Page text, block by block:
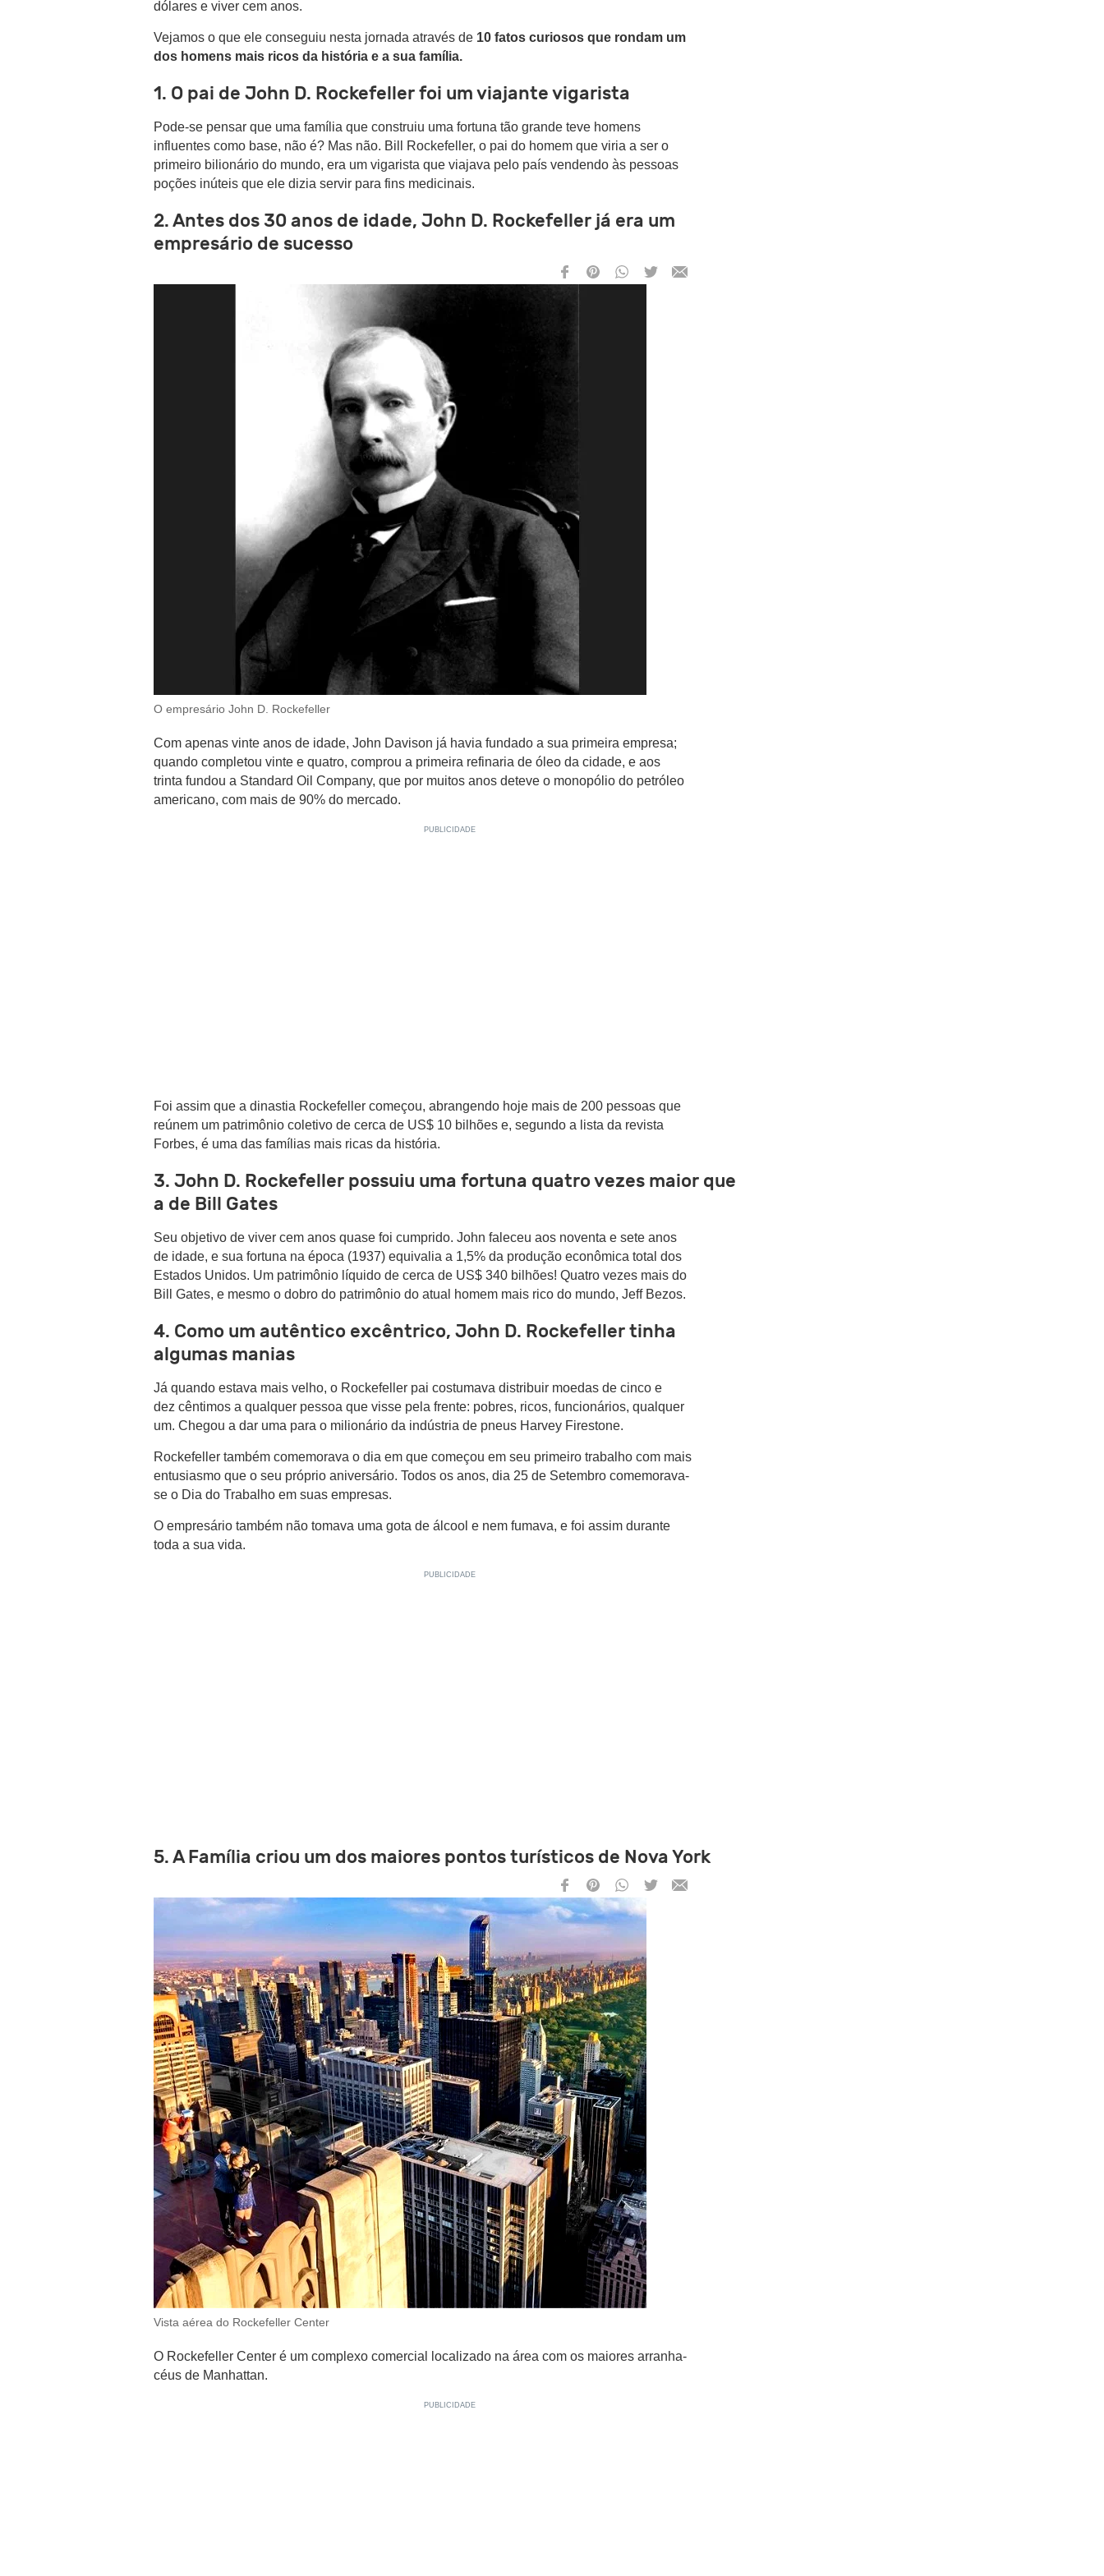
dólares e viver cem anos.
Vejamos o que ele conseguiu nesta jornada através de 10 fatos curiosos que rondam um
dos homens mais ricos da história e a sua família.
1. O pai de John D. Rockefeller foi um viajante vigarista
Pode-se pensar que uma família que construiu uma fortuna tão grande teve homens
influentes como base, não é? Mas não. Bill Rockefeller, o pai do homem que viria a ser o
primeiro bilionário do mundo, era um vigarista que viajava pelo país vendendo às pessoas
poções inúteis que ele dizia servir para fins medicinais.
2. Antes dos 30 anos de idade, John D. Rockefeller já era um
empresário de sucesso
O empresário John D. Rockefeller
Com apenas vinte anos de idade, John Davison já havia fundado a sua primeira empresa;
quando completou vinte e quatro, comprou a primeira refinaria de óleo da cidade, e aos
trinta fundou a Standard Oil Company, que por muitos anos deteve o monopólio do petróleo
americano, com mais de 90% do mercado.
Foi assim que a dinastia Rockefeller começou, abrangendo hoje mais de 200 pessoas que
reúnem um patrimônio coletivo de cerca de US$ 10 bilhões e, segundo a lista da revista
Forbes, é uma das famílias mais ricas da história.
3. John D. Rockefeller possuiu uma fortuna quatro vezes maior que
a de Bill Gates
Seu objetivo de viver cem anos quase foi cumprido. John faleceu aos noventa e sete anos
de idade, e sua fortuna na época (1937) equivalia a 1,5% da produção econômica total dos
Estados Unidos. Um patrimônio líquido de cerca de US$ 340 bilhões! Quatro vezes mais do
Bill Gates, e mesmo o dobro do patrimônio do atual homem mais rico do mundo, Jeff Bezos.
4. Como um autêntico excêntrico, John D. Rockefeller tinha
algumas manias
Já quando estava mais velho, o Rockefeller pai costumava distribuir moedas de cinco e
dez cêntimos a qualquer pessoa que visse pela frente: pobres, ricos, funcionários, qualquer
um. Chegou a dar uma para o milionário da indústria de pneus Harvey Firestone.
Rockefeller também comemorava o dia em que começou em seu primeiro trabalho com mais
entusiasmo que o seu próprio aniversário. Todos os anos, dia 25 de Setembro comemorava-
se o Dia do Trabalho em suas empresas.
O empresário também não tomava uma gota de álcool e nem fumava, e foi assim durante
toda a sua vida.
5. A Família criou um dos maiores pontos turísticos de Nova York
Vista aérea do Rockefeller Center
O Rockefeller Center é um complexo comercial localizado na área com os maiores arranha-
céus de Manhattan.